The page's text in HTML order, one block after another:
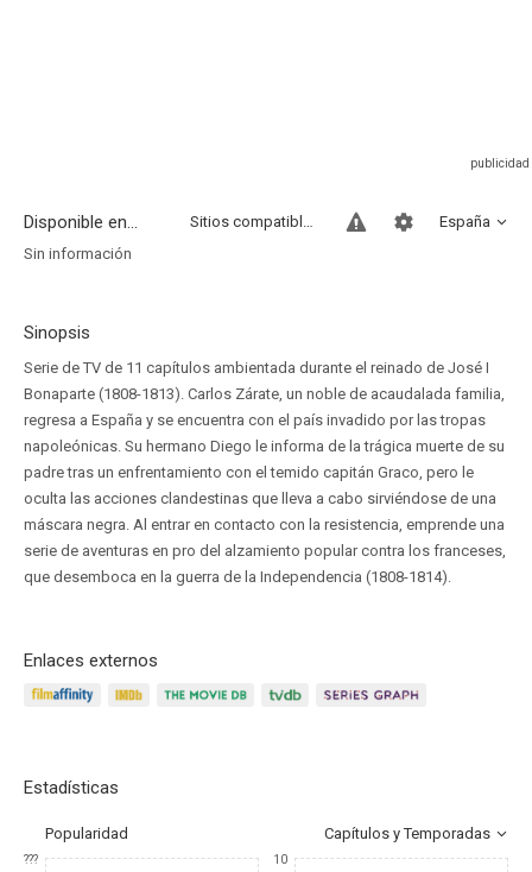
Disponible en... España
Sitios compatibles
Sin información
Sinopsis
Serie de TV de 11 capítulos ambientada durante el reinado de José I
Bonaparte (1808-1813). Carlos Zárate, un noble de acaudalada familia,
regresa a España y se encuentra con el país invadido por las tropas
napoleónicas. Su hermano Diego le informa de la trágica muerte de su
padre tras un enfrentamiento con el temido capitán Graco, pero le
oculta las acciones clandestinas que lleva a cabo sirviéndose de una
máscara negra. Al entrar en contacto con la resistencia, emprende una
serie de aventuras en pro del alzamiento popular contra los franceses,
que desemboca en la guerra de la Independencia (1808-1814).
Enlaces externos
Estadísticas
Popularidad Capítulos y Temporadas
??? 10